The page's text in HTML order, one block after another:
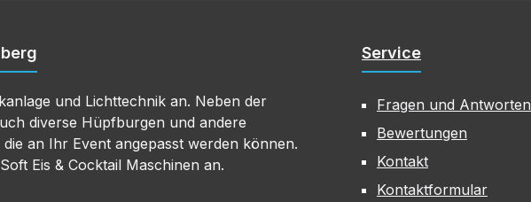
und Lichttechnik an. Neben der
diverse Hüpfburgen und andere
an Ihr Event angepasst werden können.
Eis & Cocktail Maschinen an.
Service
Fragen und Antworten
Bewertungen
Kontakt
Kontaktformular